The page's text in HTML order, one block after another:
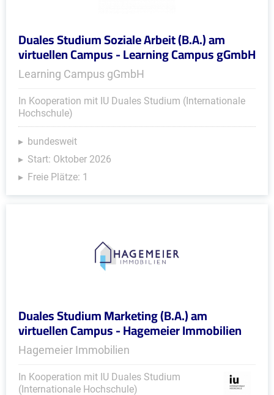
Duales Studium Soziale Arbeit (B.A.) am
virtuellen Campus - Learning Campus gGmbH
Learning Campus gGmbH
In Kooperation mit IU Duales Studium (Internationale
Hochschule)
bundesweit
Start: Oktober 2026
Freie Plätze: 1
Duales Studium Marketing (B.A.) am
virtuellen Campus - Hagemeier Immobilien
Hagemeier Immobilien
In Kooperation mit IU Duales Studium
(Internationale Hochschule)